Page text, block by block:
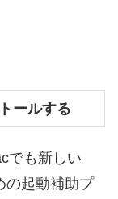
ールする
でも新しい
の起動補助プ